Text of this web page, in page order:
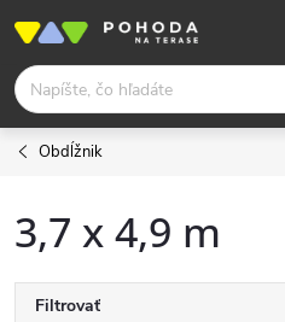
obsah
Obdĺžnik
3,7 x 4,9 m
Filtrovať